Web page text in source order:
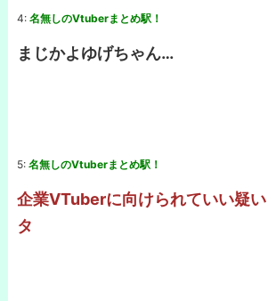
4: 名無しのVtuberまとめ駅！
まじかよゆげちゃん…
5: 名無しのVtuberまとめ駅！
企業VTuberに向けられていい疑
タ